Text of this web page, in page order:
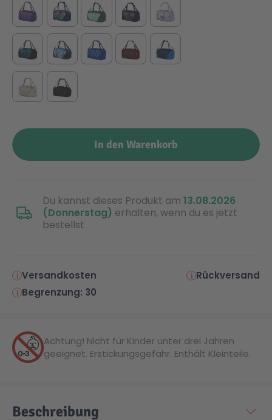
In den Warenkorb
Du kannst dieses Produkt am 13.08.2026
(Donnerstag) erhalten, wenn du es jetzt
bestellst
Versandkosten
Rückversand
Begrenzung: 30
Achtung! Nicht für Kinder unter drei Jahren
geeignet. Erstickungsgefahr. Enthält Kleinteile.
Beschreibung